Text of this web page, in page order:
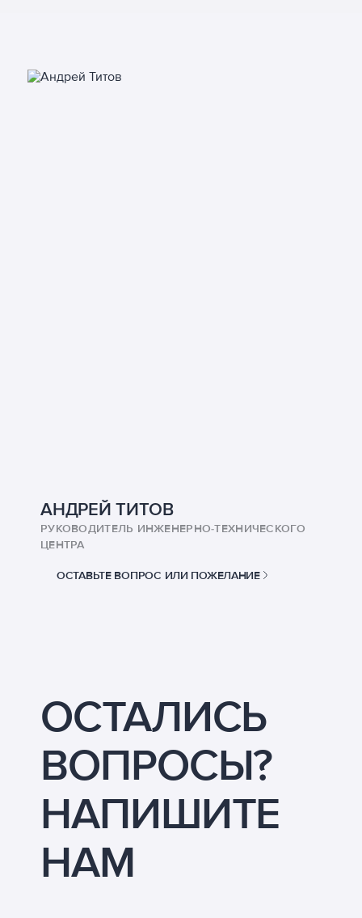
АНДРЕЙ ТИТОВ
РУКОВОДИТЕЛЬ ИНЖЕНЕРНО-ТЕХНИЧЕСКОГО
ЦЕНТРА
ОСТАВЬТЕ ВОПРОС ИЛИ ПОЖЕЛАНИЕ
ОСТАЛИСЬ
ВОПРОСЫ?
НАПИШИТЕ
НАМ